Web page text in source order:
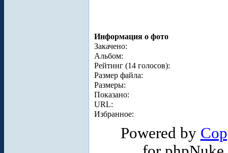
Информация о фото
Закачено:
Альбом:
Рейтинг (14 голосов):
Размер файла:
Размеры:
Показано:
URL:
Избранное:
Powered by